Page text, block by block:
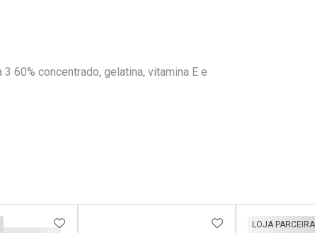
60% concentrado, gelatina, vitamina E e
ADICIONAR AOS FAVORITOSADICIONAR AOS
LOJA PARCEIRA